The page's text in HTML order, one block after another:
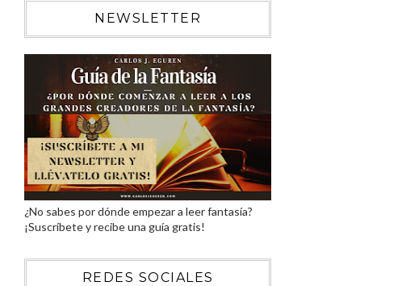
NEWSLETTER
¿No sabes por dónde empezar a leer fantasía?
¡Suscríbete y recibe una guía gratis!
REDES SOCIALES